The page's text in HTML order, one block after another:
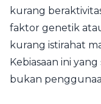
kurang
faktor genetik
kurang istirahat
Kebiasaan ini
bukan